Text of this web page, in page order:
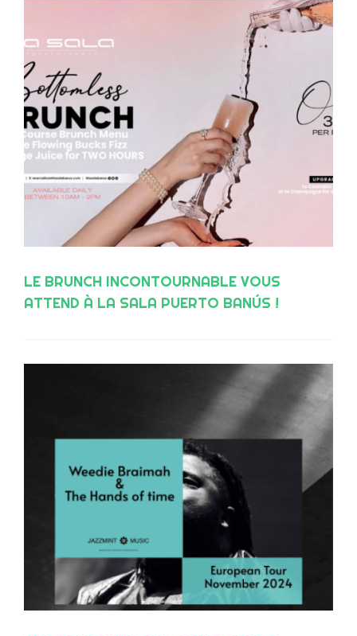
LE BRUNCH INCONTOURNABLE VOUS
ATTEND À LA SALA PUERTO BANÚS !